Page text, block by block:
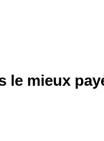
le mieux